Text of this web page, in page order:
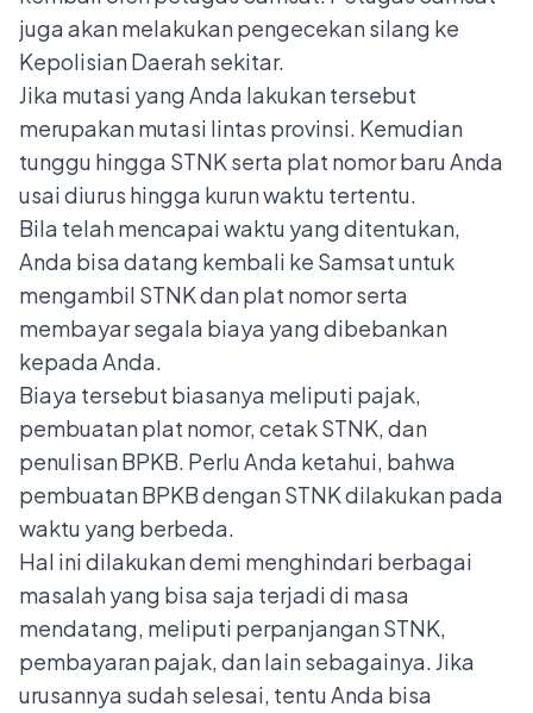
juga akan melakukan pengecekan silang ke
Kepolisian Daerah sekitar.
Jika mutasi yang Anda lakukan tersebut
merupakan mutasi lintas provinsi. Kemudian
tunggu hingga STNK serta plat nomor baru Anda
usai diurus hingga kurun waktu tertentu.
Bila telah mencapai waktu yang ditentukan,
Anda bisa datang kembali ke Samsat untuk
mengambil STNK dan plat nomor serta
membayar segala biaya yang dibebankan
kepada Anda.
Biaya tersebut biasanya meliputi pajak,
pembuatan plat nomor, cetak STNK, dan
penulisan BPKB. Perlu Anda ketahui, bahwa
pembuatan BPKB dengan STNK dilakukan pada
waktu yang berbeda.
Hal ini dilakukan demi menghindari berbagai
masalah yang bisa saja terjadi di masa
mendatang, meliputi perpanjangan STNK,
pembayaran pajak, dan lain sebagainya. Jika
urusannya sudah selesai, tentu Anda bisa